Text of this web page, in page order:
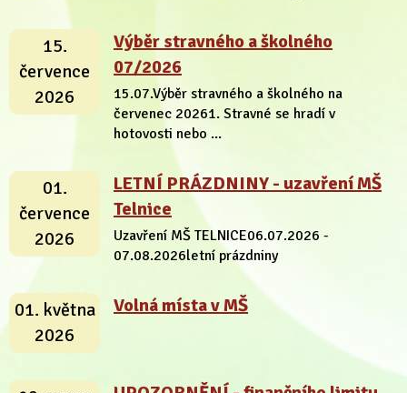
15.
července
2026
Výběr stravného a školného
07/2026
15.07.Výběr stravného a školného na
červenec 20261. Stravné se hradí v
hotovosti nebo ...
01.
července
2026
LETNÍ PRÁZDNINY - uzavření MŠ
Telnice
Uzavření MŠ TELNICE06.07.2026 -
07.08.2026letní prázdniny
01. května
2026
Volná místa v MŠ